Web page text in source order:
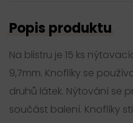
Popis produktu
Na blistru je 15 ks
9,7mm. Knoflíky se
druhů látek. Nýtování se
součást balení. Knoflíky